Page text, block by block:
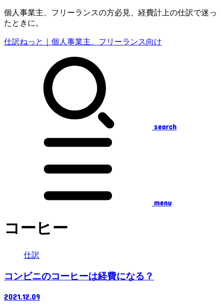
個人事業主、フリーランスの方必見、経費計上の仕訳で迷っ
たときに。
仕訳ねっと｜個人事業主、フリーランス向け
search
menu
コーヒー
仕訳
コンビニのコーヒーは経費になる？
2021.12.09